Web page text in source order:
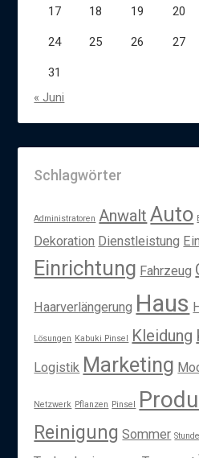
17 18 19 20
24 25 26 27
31
« Juni
Schlagwörter
Administratoren Anwalt Auto
Dekoration Dienstleistung
Einrichtung Fahrzeug
Haarverlängerung Haus
Lösungen Kabuki Pinsel Kleidung
Logistik Marketing
Netzwerk Pflanzen Pinsel
Reinigung Sommer